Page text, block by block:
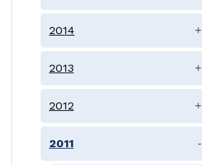
2014 +
2013 +
2012 +
2011 -